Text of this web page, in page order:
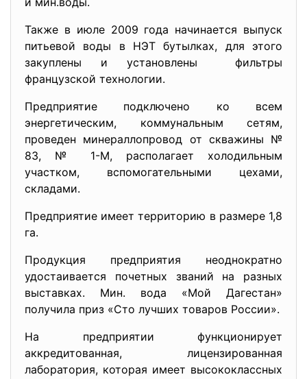
Также в июле 2009 года начинается выпуск
питьевой воды в НЭТ бутылках, для этого
закуплены и установлены фильтры
французской технологии.
Предприятие подключено ко всем
энергетическим, коммунальным сетям,
проведен минераллопровод от скважины №
83, № 1-М, располагает холодильным
участком, вспомогательными цехами,
складами.
Предприятие имеет территорию в размере 1,8
га.
Продукция предприятия неоднократно
удостаивается почетных званий на разных
выставках. Мин. вода «Мой Дагестан»
получила приз «Сто лучших товаров России».
На предприятии функционирует
аккредитованная, лицензированная
лаборатория, которая имеет высококлассных